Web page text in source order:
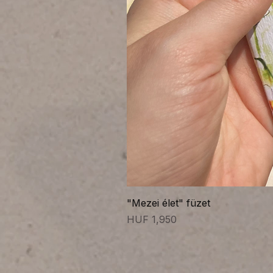
"Mezei élet" füzet
Price
HUF 1,950